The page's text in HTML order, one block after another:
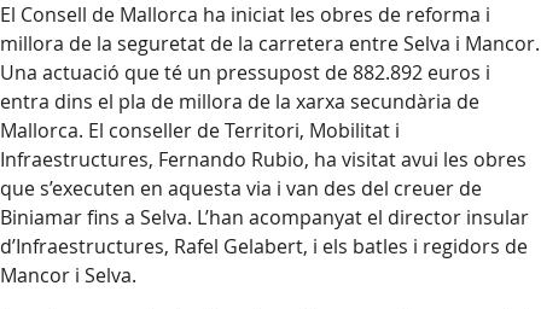
El Consell de Mallorca ha iniciat les obres de reforma i
millora de la seguretat de la carretera entre Selva i Mancor.
Una actuació que té un pressupost de 882.892 euros i
entra dins el pla de millora de la xarxa secundària de
Mallorca. El conseller de Territori, Mobilitat i
Infraestructures, Fernando Rubio, ha visitat avui les obres
que s’executen en aquesta via i van des del creuer de
Biniamar fins a Selva. L’han acompanyat el director insular
d’Infraestructures, Rafel Gelabert, i els batles i regidors de
Mancor i Selva.